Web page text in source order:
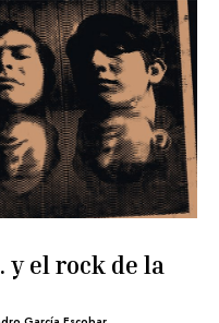
y el rock de la